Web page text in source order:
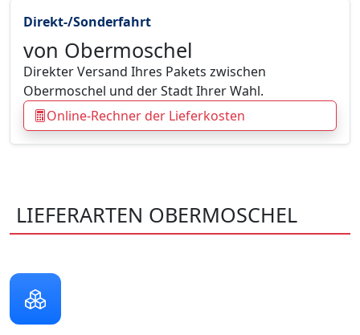
Direkt-/Sonderfahrt
von Obermoschel
Direkter Versand Ihres Pakets zwischen
Obermoschel und der Stadt Ihrer Wahl.
Online-Rechner der Lieferkosten
LIEFERARTEN OBERMOSCHEL